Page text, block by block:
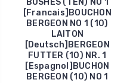
BUSHES (TEN) NO 1
[Francais]BOUCHON
BERGEON NO 1 (10)
LAITON
[Deutsch]BERGEON
FUTTER (10) NR. 1
[Espagnol]BUCHON
BERGEON (10) NO 1